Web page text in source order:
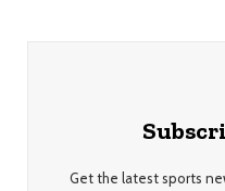
Get the latest sports